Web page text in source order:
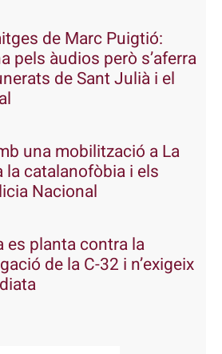
de Marc Puigtió:
pels àudios però s’aferra
de Sant Julià i el
una mobilització a La
catalanofòbia i els
Nacional
es planta contra la
de la C-32 i n’exigeix